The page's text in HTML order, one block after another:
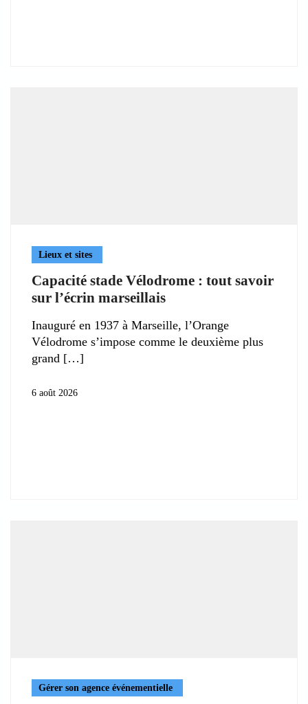
Lieux et sites
Capacité stade Vélodrome : tout savoir
sur l’écrin marseillais
Inauguré en 1937 à Marseille, l’Orange
Vélodrome s’impose comme le deuxième plus
grand
6 août 2026
Gérer son agence événementielle